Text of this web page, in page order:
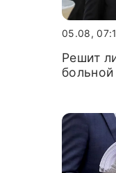
05.08,
Решит